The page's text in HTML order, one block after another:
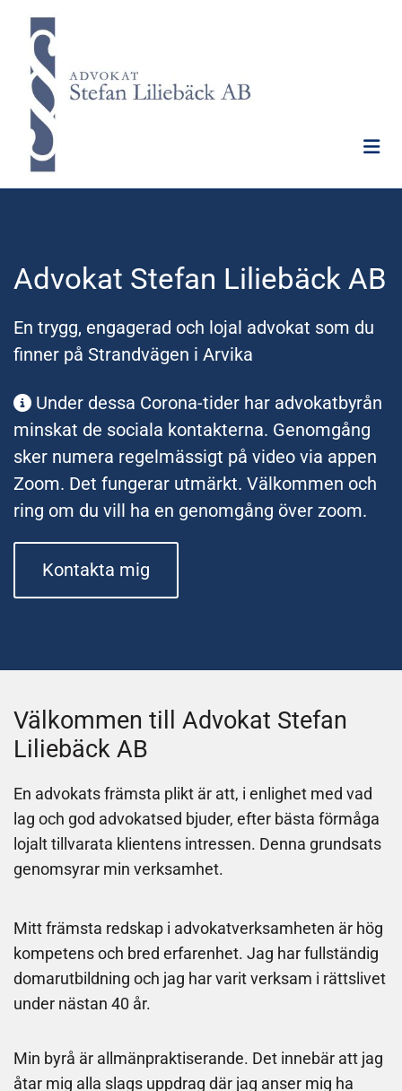
Advokat Stefan Liliebäck AB
En trygg, engagerad och lojal advokat som du
finner på Strandvägen i Arvika
 Under dessa Corona-tider har advokatbyrån
minskat de sociala kontakterna. Genomgång
sker numera regelmässigt på video via appen
Zoom. Det fungerar utmärkt. Välkommen och
ring om du vill ha en genomgång över zoom.
Kontakta mig
Välkommen till Advokat Stefan
Liliebäck AB
En advokats främsta plikt är att, i enlighet med vad
lag och god advokatsed bjuder, efter bästa förmåga
lojalt tillvarata klientens intressen. Denna grundsats
genomsyrar min verksamhet.
Mitt främsta redskap i advokatverksamheten är hög
kompetens och bred erfarenhet. Jag har fullständig
domarutbildning och jag har varit verksam i rättslivet
under nästan 40 år.
Min byrå är allmänpraktiserande. Det innebär att jag
åtar mig alla slags uppdrag där jag anser mig ha